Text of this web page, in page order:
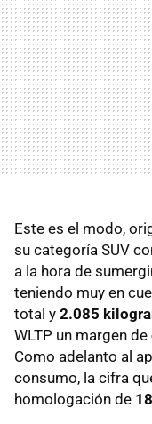
Este es el modo,
su categoría SUV
a la hora de
teniendo muy en
total y 2.085
WLTP un margen de
Como adelanto al
consumo, la cifra
homologación de